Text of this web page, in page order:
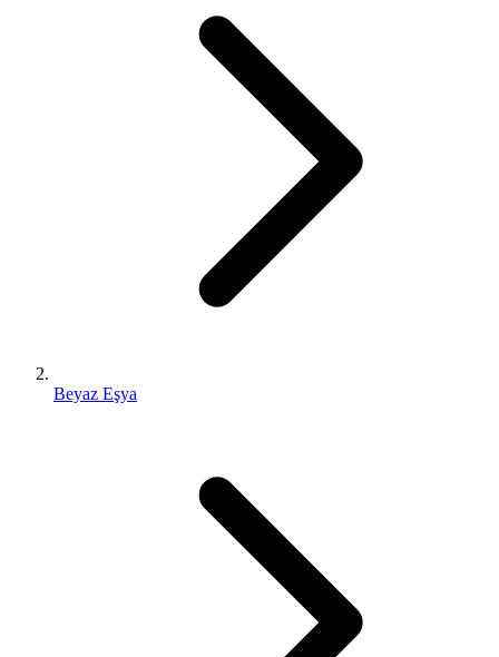
Beyaz Eşya